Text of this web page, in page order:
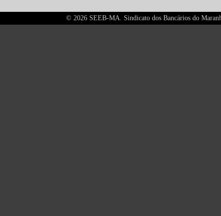
© 2026 SEEB-MA. Sindicato dos Bancários do